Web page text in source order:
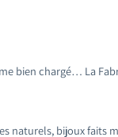
bien chargé… La
naturels, bijoux faits